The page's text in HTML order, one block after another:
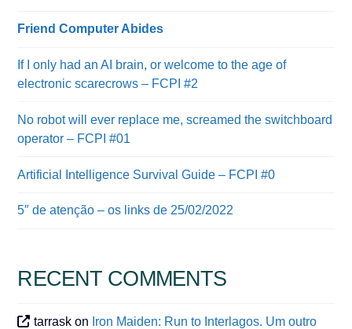
Friend Computer Abides
If I only had an AI brain, or welcome to the age of
electronic scarecrows – FCPI #2
No robot will ever replace me, screamed the switchboard
operator – FCPI #01
Artificial Intelligence Survival Guide – FCPI #0
5″ de atenção – os links de 25/02/2022
RECENT COMMENTS
tarrask on Iron Maiden: Run to Interlagos. Um outro